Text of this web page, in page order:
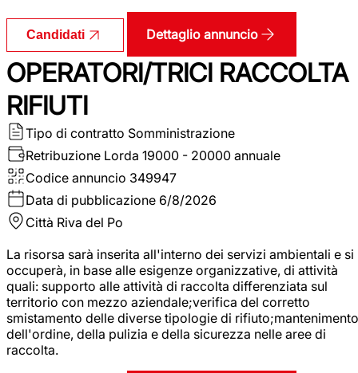
Candidati Dettaglio annuncio
OPERATORI/TRICI RACCOLTA
RIFIUTI
Tipo di contratto Somministrazione
Retribuzione Lorda 19000 - 20000 annuale
Codice annuncio 349947
Data di pubblicazione 6/8/2026
Città Riva del Po
La risorsa sarà inserita all'interno dei servizi ambientali e si
occuperà, in base alle esigenze organizzative, di attività
quali: supporto alle attività di raccolta differenziata sul
territorio con mezzo aziendale;verifica del corretto
smistamento delle diverse tipologie di rifiuto;mantenimento
dell'ordine, della pulizia e della sicurezza nelle aree di
raccolta.